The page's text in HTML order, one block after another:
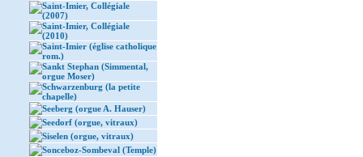
Saint-Imier, Collégiale
(2007)
Saint-Imier, Collégiale
(2010)
Saint-Imier (église catholique
rom.)
Sankt Stephan (Simmental,
orgue Moser)
Schwarzenburg (la petite
chapelle)
Seeberg (orgue A. Hauser)
Seedorf (orgue, vitraux)
Siselen (orgue, vitraux)
Sonceboz-Sombeval (Temple)